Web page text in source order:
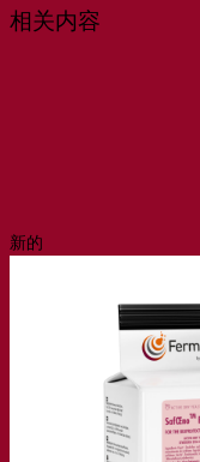
相关内容
新的